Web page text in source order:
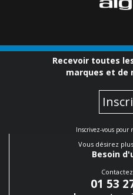
Recevoir toutes
marques et de
Inscrivez-vous pour
Vous désirez
Besoin
01 53